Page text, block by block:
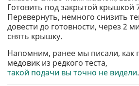
Готовить под закрытой крышкой
Перевернуть, немного снизить
довести до готовности, через 2
снять крышку.
Напомним, ранее мы писали, как
медовик из редкого теста,
такой подачи вы точно не видели.